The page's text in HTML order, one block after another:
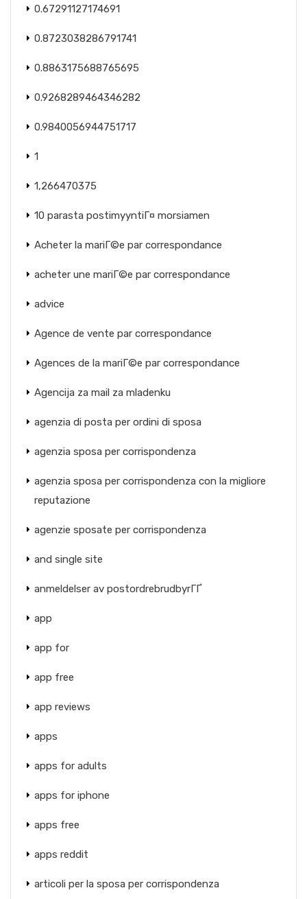
0.67291127174691
0.8723038286791741
0.8863175688765695
0.9268289464346282
0.9840056944751717
1
1,266470375
10 parasta postimyyntiГ¤ morsiamen
Acheter la mariГ©e par correspondance
acheter une mariГ©e par correspondance
advice
Agence de vente par correspondance
Agences de la mariГ©e par correspondance
Agencija za mail za mladenku
agenzia di posta per ordini di sposa
agenzia sposa per corrispondenza
agenzia sposa per corrispondenza con la migliore
reputazione
agenzie sposate per corrispondenza
and single site
anmeldelser av postordrebrudbyrГҐ
app
app for
app free
app reviews
apps
apps for adults
apps for iphone
apps free
apps reddit
articoli per la sposa per corrispondenza